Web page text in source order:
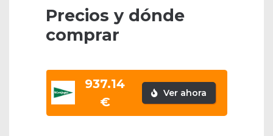
Precios y dónde
comprar
937.14
€
Ver ahora